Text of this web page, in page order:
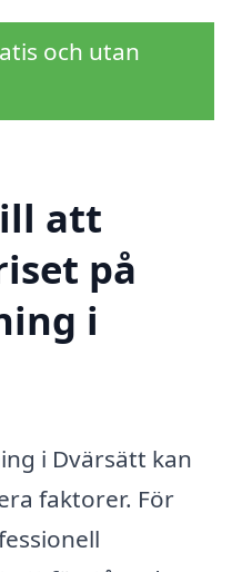
och utan
att
på
i
i Dvärsätt kan
faktorer. För